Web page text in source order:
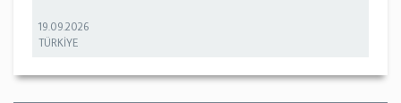
19.09.2026
TÜRKİYE